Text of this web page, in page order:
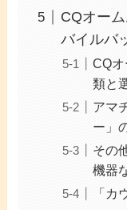
CQオー
バイルバ
CQ
類と
アマ
ー」
その
機器
「